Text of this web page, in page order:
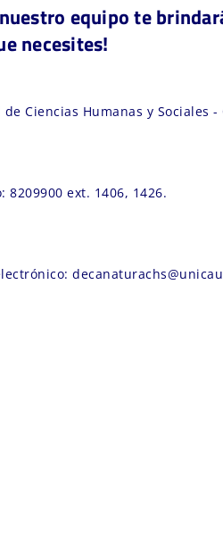
equipo te
necesites!
de Ciencias Humanas y Sociales -
8209900 ext. 1406, 1426.